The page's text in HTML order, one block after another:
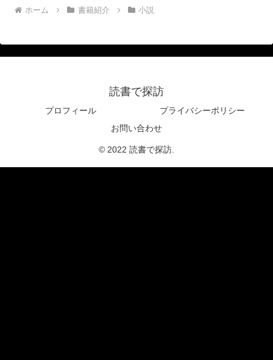
ホーム 書籍紹介 小説
読書で探訪
プロフィール
プライバシーポリシー
お問い合わせ
© 2022 読書で探訪.